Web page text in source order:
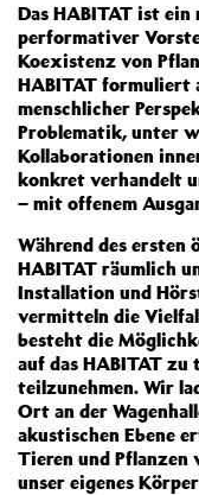
Das HABITAT ist
performativer
Koexistenz von
HABITAT formuliert
menschlicher
Problematik, unter
Kollaborationen
konkret verhandelt
– mit offenem
Während des ersten
HABITAT räumlich
Installation und
vermitteln die
besteht die
auf das HABITAT
teilzunehmen. Wir
Ort an der
akustischen Ebene
Tieren und Pflanzen
unser eigenes